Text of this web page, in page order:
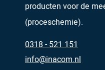
producten voor de
(proceschemie).
0318 - 521 151
info@inacom.nl